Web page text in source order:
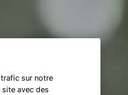
sur notre
avec des